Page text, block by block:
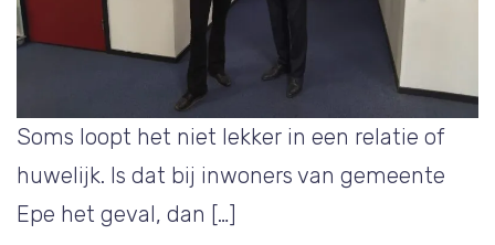
Soms loopt het niet lekker in een relatie of
huwelijk. Is dat bij inwoners van gemeente
Epe het geval, dan […]